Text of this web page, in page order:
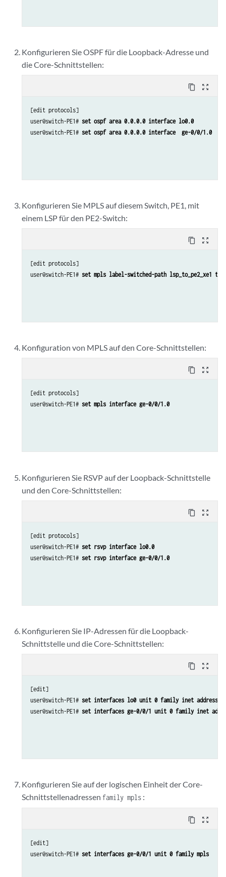
set interfaces ge-0/0/0 unit 0 family ccc
set protocols connections remote-interface-switch
Konfigurieren Sie OSPF für die Loopback-Adresse und
die Core-Schnittstellen:
content_copy zoom_out_map
[edit protocols]
user@switch-PE1# set ospf area 0.0.0.0 interface lo0.0
user@switch-PE1# set ospf area 0.0.0.0 interface  ge-0/0/1.0
Konfigurieren Sie MPLS auf diesem Switch, PE1, mit
einem LSP für den PE2-Switch:
content_copy zoom_out_map
[edit protocols]
user@switch-PE1# set mpls label-switched-path lsp_to_pe2_xe1 to
Konfiguration von MPLS auf den Core-Schnittstellen:
content_copy zoom_out_map
[edit protocols]
user@switch-PE1# set mpls interface ge-0/0/1.0
Konfigurieren Sie RSVP auf der Loopback-Schnittstelle
und den Core-Schnittstellen:
content_copy zoom_out_map
[edit protocols]
user@switch-PE1# set rsvp interface lo0.0
user@switch-PE1# set rsvp interface ge-0/0/1.0
Konfigurieren Sie IP-Adressen für die Loopback-
Schnittstelle und die Core-Schnittstellen:
content_copy zoom_out_map
[edit]
user@switch-PE1# set interfaces lo0 unit 0 family inet address
user@switch-PE1# set interfaces ge-0/0/1 unit 0 family inet
Konfigurieren Sie auf der logischen Einheit der Core-
Schnittstellenadressen family mpls :
content_copy zoom_out_map
[edit]
user@switch-PE1# set interfaces ge-0/0/1 unit 0 family mpls